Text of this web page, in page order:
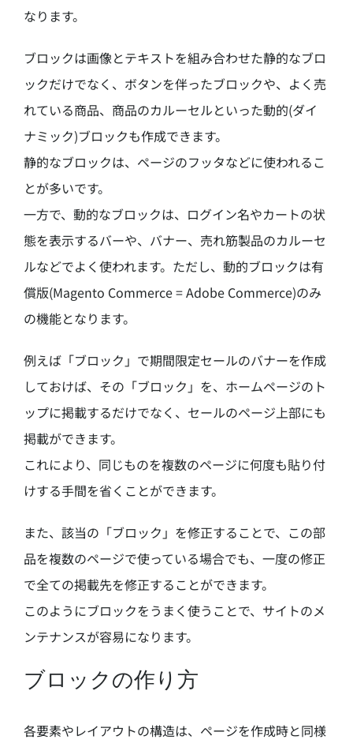
なります。
ブロックは画像とテキストを組み合わせた静的なブロ
ックだけでなく、ボタンを伴ったブロックや、よく売
れている商品、商品のカルーセルといった動的(ダイ
ナミック)ブロックも作成できます。
静的なブロックは、ページのフッタなどに使われるこ
とが多いです。
一方で、動的なブロックは、ログイン名やカートの状
態を表示するバーや、バナー、売れ筋製品のカルーセ
ルなどでよく使われます。ただし、動的ブロックは有
償版(Magento Commerce = Adobe Commerce)のみ
の機能となります。
例えば「ブロック」で期間限定セールのバナーを作成
しておけば、その「ブロック」を、ホームページのト
ップに掲載するだけでなく、セールのページ上部にも
掲載ができます。
これにより、同じものを複数のページに何度も貼り付
けする手間を省くことができます。
また、該当の「ブロック」を修正することで、この部
品を複数のページで使っている場合でも、一度の修正
で全ての掲載先を修正することができます。
このようにブロックをうまく使うことで、サイトのメ
ンテナンスが容易になります。
ブロックの作り方
各要素やレイアウトの構造は、ページを作成時と同様